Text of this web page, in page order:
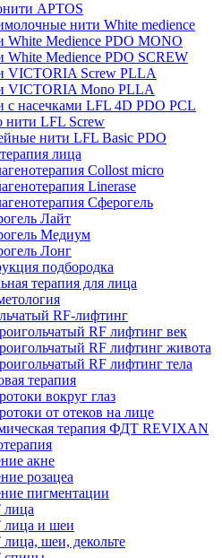
APTOS
нити White medience
White Medience PDO MONO
White Medience PDO SCREW
VICTORIA Screw PLLA
VICTORIA Mono PLLA
с насечками LFL 4D PDO PCL
нити LFL Screw
нити LFL Basic PDO
лица
Collost micro
Linerase
Сферогель
Лайт
Медиум
Лонг
подбородка
терапия для лица
RF-лифтинг
RF лифтинг век
RF лифтинг живота
RF лифтинг тела
терапия
вокруг глаз
от отеков на лице
терапия ФДТ REVIXAN
акне
розацеа
пигментации
и шеи
шеи, декольте